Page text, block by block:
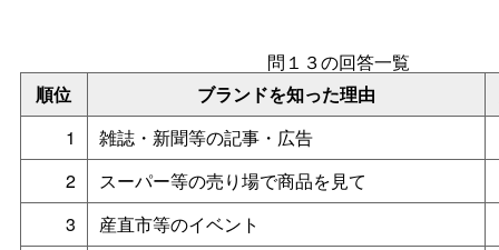
順位 ブランドを知った理由
問１３の回答一覧
1
雑誌・新聞等の記事・広告
2
スーパー等の売り場で商品を見て
3
産直市等のイベント